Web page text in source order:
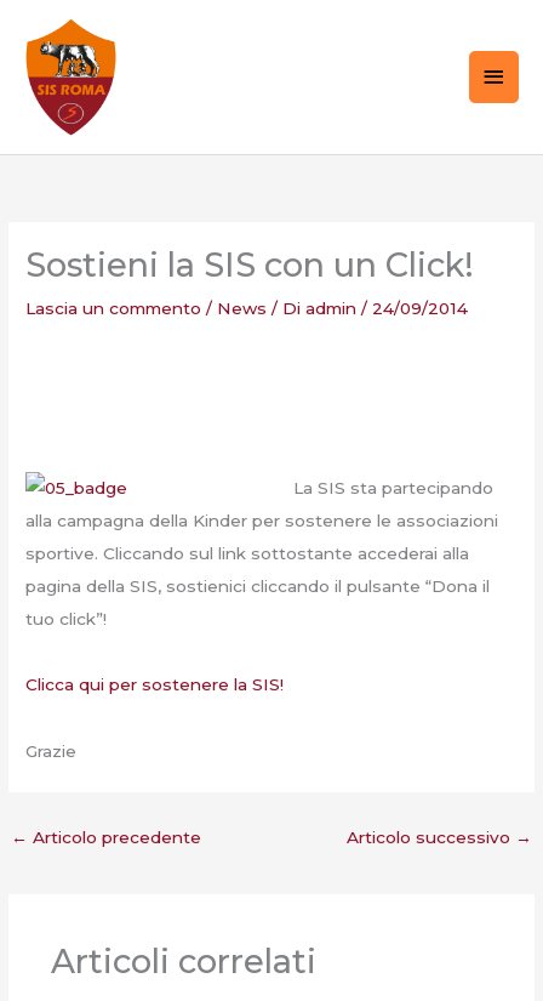
contenuto
Sostieni la SIS con un Click!
Lascia un commento / News / Diadmin/ 24/09/2014
La SIS sta partecipando
alla campagna della Kinder per sostenere le associazioni
sportive. Cliccando sul link sottostante accederai alla
pagina della SIS, sostienici cliccando il pulsante “Dona il
tuo click”!
Clicca qui per sostenere la SIS!
Grazie
← Articolo precedente Articolo successivo →
Articoli correlati